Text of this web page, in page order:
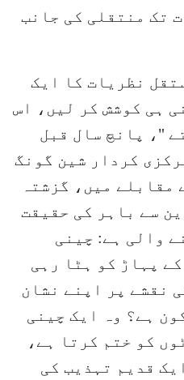
تک منتقلی کی جانب
نظریات کا ایک
ہی کوشش کر لیں، اس
"، پانچ سال قبل
مرکزی کردار شین گونگ
مقابلے میں، گزشتہ
سے باہر کی حقیقت
والی ہے: چینی
پہاڑ کو ہٹا رہی
نقشے پر اپنے نشان
ہے؟ وہ ایک چینی
کو ختم کرتا ہے،
قدیم تہذیب کی